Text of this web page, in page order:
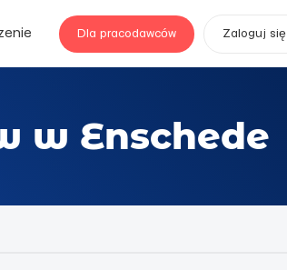
Dla pracodawców Zaloguj się
w Enschede